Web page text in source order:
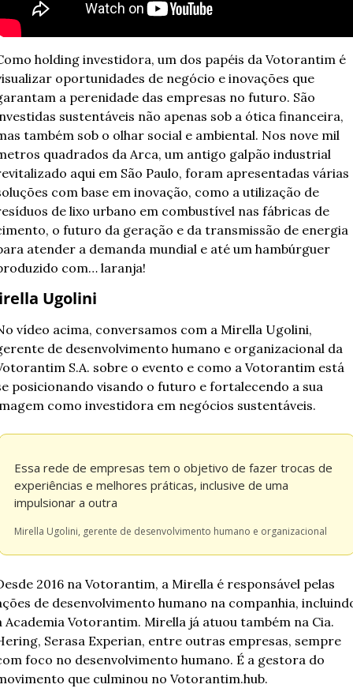
holding investidora, um dos papéis da Votorantim é
oportunidades de negócio e inovações que
a perenidade das empresas no futuro. São
sustentáveis não apenas sob a ótica financeira,
também sob o olhar social e ambiental. Nos nove mil
quadrados da Arca, um antigo galpão industrial
aqui em São Paulo, foram apresentadas várias
com base em inovação, como a utilização de
de lixo urbano em combustível nas fábricas de
o futuro da geração e da transmissão de energia
atender a demanda mundial e até um hambúrguer
com… laranja!
Ugolini
vídeo acima, conversamos com a Mirella Ugolini,
de desenvolvimento humano e organizacional da
S.A. sobre o evento e como a Votorantim está
posicionando visando o futuro e fortalecendo a sua
como investidora em negócios sustentáveis.
Essa rede de empresas tem o objetivo de fazer trocas de
experiências e melhores práticas, inclusive de uma
impulsionar a outra
Mirella Ugolini, gerente de desenvolvimento humano e organizacional
2016 na Votorantim, a Mirella é responsável pelas
de desenvolvimento humano na companhia,
Academia Votorantim. Mirella já atuou também na Cia.
Serasa Experian, entre outras empresas, sempre
foco no desenvolvimento humano. É a gestora do
que culminou no Votorantim.hub.